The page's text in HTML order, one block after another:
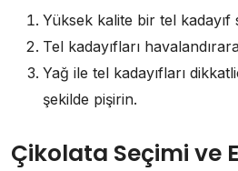
Yüksek kalite bir tel kadayıf
Tel kadayıfları
Yağ ile tel kadayıfları
şekilde pişirin.
Çikolata Seçimi ve